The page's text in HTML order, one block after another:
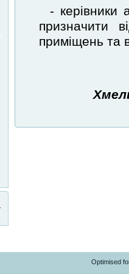
- керівники
призначити
приміщень та
Optimised